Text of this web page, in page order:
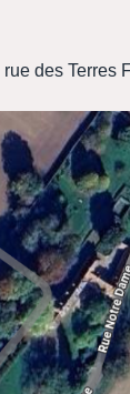
des Terres